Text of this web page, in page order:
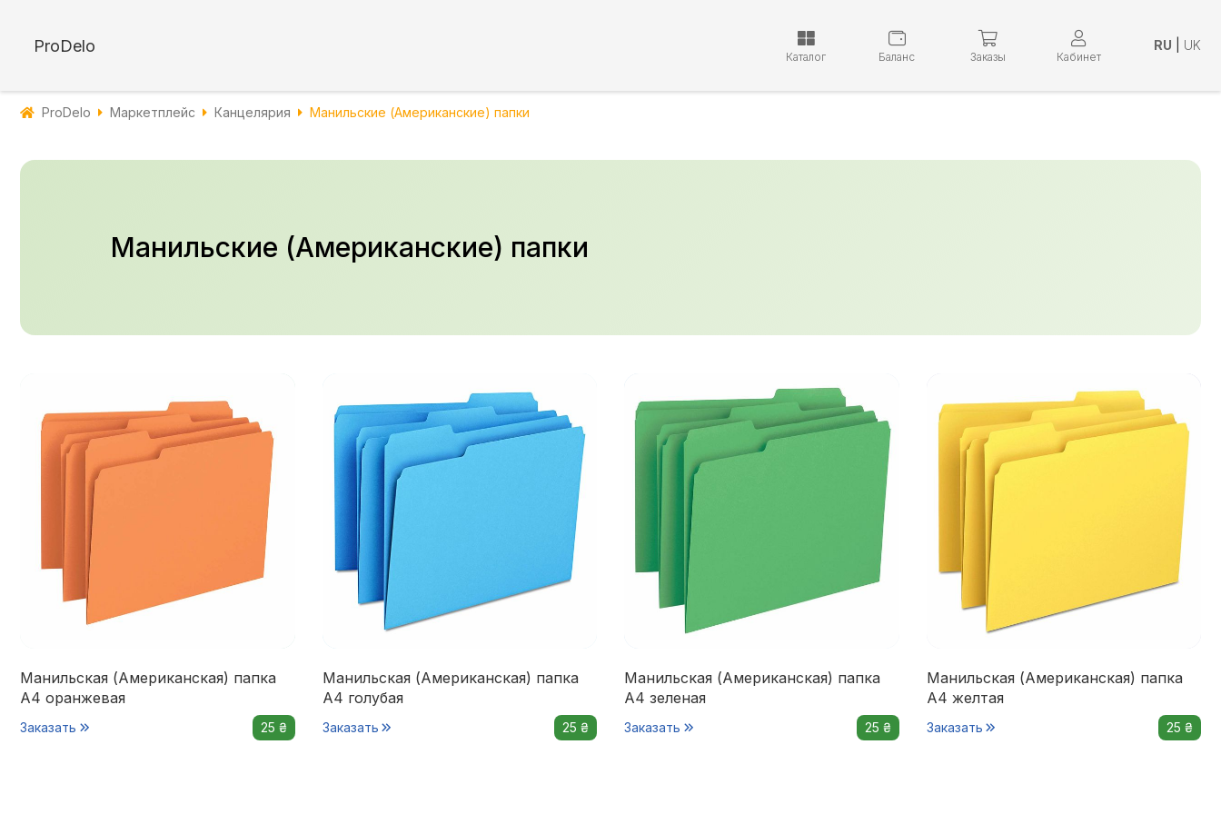
ProDelo
Каталог Баланс Заказы Кабинет
RU UK
ProDelo Маркетплейс Канцелярия Манильские (Американские) папки
Манильские (Американские) папки
Манильская (Американская) папка
А4 оранжевая
Заказать 25 ₴
Манильская (Американская) папка
А4 голубая
Заказать 25 ₴
Манильская (Американская) папка
А4 зеленая
Заказать 25 ₴
Манильская (Американская) папка
А4 желтая
Заказать 25 ₴